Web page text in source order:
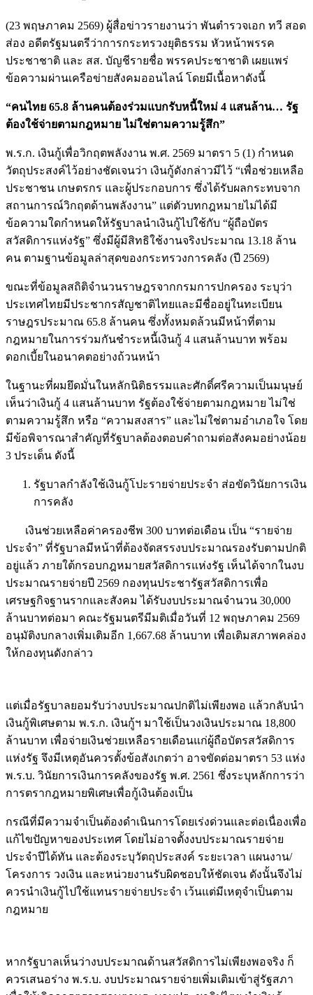
(23 พฤษภาคม 2569) ผู้สื่อข่าวรายงานว่า พันตำรวจเอก ทวี สอด
ส่อง อดีตรัฐมนตรีว่าการกระทรวงยุติธรรม หัวหน้าพรรค
ประชาชาติ และ สส. บัญชีรายชื่อ พรรคประชาชาติ เผยแพร่
ข้อความผ่านเครือข่ายสังคมออนไลน์ โดยมีเนื้อหาดังนี้
“คนไทย 65.8 ล้านคนต้องร่วมแบกรับหนี้ใหม่ 4 แสนล้าน… รัฐ
ต้องใช้จ่ายตามกฎหมาย ไม่ใช่ตามความรู้สึก”
พ.ร.ก. เงินกู้เพื่อวิกฤตพลังงาน พ.ศ. 2569 มาตรา 5 (1) กำหนด
วัตถุประสงค์ไว้อย่างชัดเจนว่า เงินกู้ดังกล่าวมีไว้ “เพื่อช่วยเหลือ
ประชาชน เกษตรกร และผู้ประกอบการ ซึ่งได้รับผลกระทบจาก
สถานการณ์วิกฤตด้านพลังงาน” แต่ตัวบทกฎหมายไม่ได้มี
ข้อความใดกำหนดให้รัฐบาลนำเงินกู้ไปใช้กับ “ผู้ถือบัตร
สวัสดิการแห่งรัฐ” ซึ่งมีผู้มีสิทธิใช้งานจริงประมาณ 13.18 ล้าน
คน ตามฐานข้อมูลล่าสุดของกระทรวงการคลัง (ปี 2569)
ขณะที่ข้อมูลสถิติจำนวนราษฎรจากกรมการปกครอง ระบุว่า
ประเทศไทยมีประชากรสัญชาติไทยและมีชื่ออยู่ในทะเบียน
ราษฎรประมาณ 65.8 ล้านคน ซึ่งทั้งหมดล้วนมีหน้าที่ตาม
กฎหมายในการร่วมกันชำระหนี้เงินกู้ 4 แสนล้านบาท พร้อม
ดอกเบี้ยในอนาคตอย่างถ้วนหน้า
ในฐานะที่ผมยึดมั่นในหลักนิติธรรมและศักดิ์ศรีความเป็นมนุษย์
เห็นว่าเงินกู้ 4 แสนล้านบาท รัฐต้องใช้จ่ายตามกฎหมาย ไม่ใช่
ตามความรู้สึก หรือ “ความสงสาร” และไม่ใช่ตามอำเภอใจ โดย
มีข้อพิจารณาสำคัญที่รัฐบาลต้องตอบคำถามต่อสังคมอย่างน้อย
3 ประเด็น ดังนี้
รัฐบาลกำลังใช้เงินกู้โปะรายจ่ายประจำ ส่อขัดวินัยการเงิน
การคลัง
เงินช่วยเหลือค่าครองชีพ 300 บาทต่อเดือน เป็น “รายจ่าย
ประจำ” ที่รัฐบาลมีหน้าที่ต้องจัดสรรงบประมาณรองรับตามปกติ
อยู่แล้ว ภายใต้กรอบกฎหมายสวัสดิการแห่งรัฐ เห็นได้จากในงบ
ประมาณรายจ่ายปี 2569 กองทุนประชารัฐสวัสดิการเพื่อ
เศรษฐกิจฐานรากและสังคม ได้รับงบประมาณจำนวน 30,000
ล้านบาทต่อมา คณะรัฐมนตรีมีมติเมื่อวันที่ 12 พฤษภาคม 2569
อนุมัติงบกลางเพิ่มเติมอีก 1,667.68 ล้านบาท เพื่อเติมสภาพคล่อง
ให้กองทุนดังกล่าว
แต่เมื่อรัฐบาลยอมรับว่างบประมาณปกติไม่เพียงพอ แล้วกลับนำ
เงินกู้พิเศษตาม พ.ร.ก. เงินกู้ฯ มาใช้เป็นวงเงินประมาณ 18,800
ล้านบาท เพื่อจ่ายเงินช่วยเหลือรายเดือนแก่ผู้ถือบัตรสวัสดิการ
แห่งรัฐ จึงมีเหตุอันควรตั้งข้อสังเกตว่า อาจขัดต่อมาตรา 53 แห่ง
พ.ร.บ. วินัยการเงินการคลังของรัฐ พ.ศ. 2561 ซึ่งระบุหลักการว่า
การตรากฎหมายพิเศษเพื่อกู้เงินต้องเป็น
กรณีที่มีความจำเป็นต้องดำเนินการโดยเร่งด่วนและต่อเนื่องเพื่อ
แก้ไขปัญหาของประเทศ โดยไม่อาจตั้งงบประมาณรายจ่าย
ประจำปีได้ทัน และต้องระบุวัตถุประสงค์ ระยะเวลา แผนงาน/
โครงการ วงเงิน และหน่วยงานรับผิดชอบให้ชัดเจน ดังนั้นจึงไม่
ควรนำเงินกู้ไปใช้แทนรายจ่ายประจำ เว้นแต่มีเหตุจำเป็นตาม
กฎหมาย
หากรัฐบาลเห็นว่างบประมาณด้านสวัสดิการไม่เพียงพอจริง ก็
ควรเสนอร่าง พ.ร.บ. งบประมาณรายจ่ายเพิ่มเติมเข้าสู่รัฐสภา